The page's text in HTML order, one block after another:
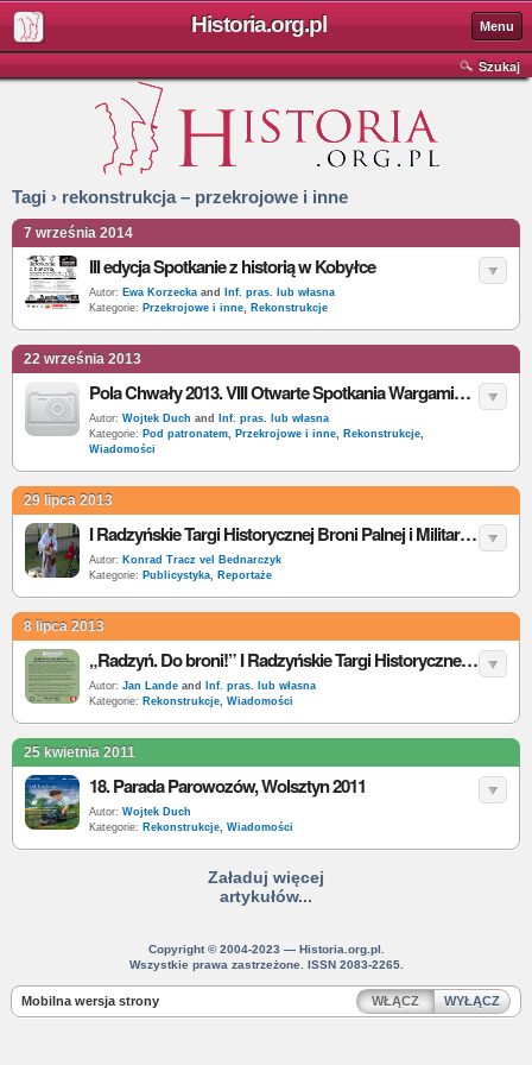
Historia.org.pl Menu
Szukaj
Tagi › rekonstrukcja – przekrojowe i inne
7 września 2014
III edycja Spotkanie z historią w Kobyłce
Autor: Ewa Korzecka and
Inf. pras. lub własna
Kategorie: Przekrojowe i inne, Rekonstrukcje
22 września 2013
Pola Chwały 2013. VIII Otwarte Spotkania Wargamingowe [program]
Autor: Wojtek Duch and
Inf. pras. lub własna
Kategorie: Pod patronatem, Przekrojowe i inne, Rekonstrukcje,
Wiadomości
29 lipca 2013
I Radzyńskie Targi Historycznej Broni Palnej i Militariów [reportaż, zdjęcia]
Autor: Konrad Tracz vel Bednarczyk
Kategorie: Publicystyka, Reportaże
8 lipca 2013
„Radzyń. Do broni!” I Radzyńskie Targi Historycznej Broni Palnej i Militariów
Autor: Jan Lande and
Inf. pras. lub własna
Kategorie: Rekonstrukcje, Wiadomości
25 kwietnia 2011
18. Parada Parowozów, Wolsztyn 2011
Autor: Wojtek Duch
Kategorie: Rekonstrukcje, Wiadomości
Załaduj więcej
artykułów...
Copyright © 2004-2023 — Historia.org.pl.
Wszystkie prawa zastrzeżone. ISSN 2083-2265.
Mobilna wersja strony WŁĄCZ WYŁĄCZ